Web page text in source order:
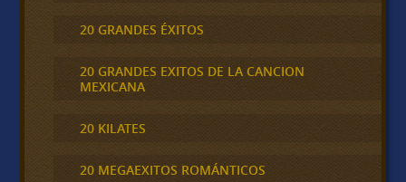
20 GRANDES ÉXITOS
20 GRANDES EXITOS DE LA CANCION
MEXICANA
20 KILATES
20 MEGAEXITOS ROMÁNTICOS